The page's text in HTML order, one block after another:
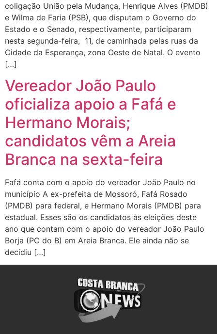
coligação União pela Mudança, Henrique Alves (PMDB)
e Wilma de Faria (PSB), que disputam o Governo do
Estado e o Senado, respectivamente, participaram
nesta segunda-feira, 11, de caminhada pelas ruas da
Cidade da Esperança, zona Oeste de Natal. O evento
[…]
Vereador João Paulo
oficializa apoio a Fafá e
Hermano Morais;
candidatos vêm a Areia
Branca na sexta-feira
Fafá conta com o apoio do vereador João Paulo no
município A ex-prefeita de Mossoró, Fafá Rosado
(PMDB) para federal, e Hermano Morais (PMDB) para
estadual. Esses são os candidatos às eleições deste
ano que contam com o apoio do vereador João Paulo
Borja (PC do B) em Areia Branca. Ele ainda não se
decidiu […]